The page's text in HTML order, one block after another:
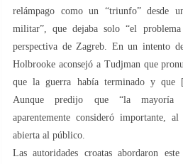
relámpago como un “triunfo” desde
militar”, que dejaba solo “el
perspectiva de Zagreb. En un intento
Holbrooke aconsejó a Tudjman que
que la guerra había terminado y que
Aunque predijo que “la mayoría
aparentemente consideró importante,
abierta al público.
Las autoridades croatas abordaron